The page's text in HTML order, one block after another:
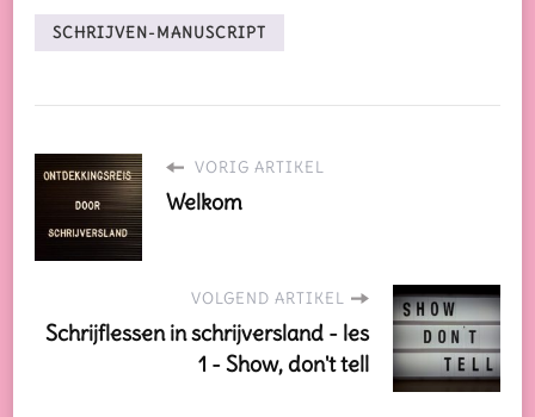
SCHRIJVEN-MANUSCRIPT
VORIG ARTIKEL
Welkom
VOLGEND ARTIKEL
Schrijflessen in schrijversland - les
1 - Show, don't tell